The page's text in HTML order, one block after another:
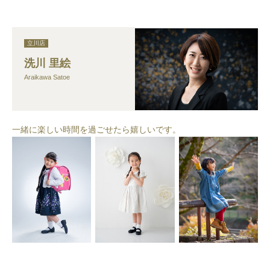
立川店
洗川 里絵
Araikawa Satoe
一緒に楽しい時間を過ごせたら嬉しいです。